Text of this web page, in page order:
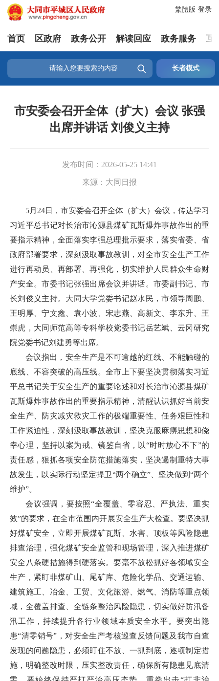
登录
繁體版
首页 区政府 政务公开 解读回应 政务服务 互
 长者模式
市安委会召开全体（扩大）会议 张强
出席并讲话 刘俊义主持
发布时间： 2026-05-25 14:41
来源： 大同日报
5月24日，市安委会召开全体（扩大）会议，传达学习
习近平总书记对长治市沁源县煤矿瓦斯爆炸事故作出的重
要指示精神，全面落实李强总理批示要求，落实省委、省
政府部署要求，深刻汲取事故教训，对全市安全生产工作
进行再动员、再部署、再强化，切实维护人民群众生命财
产安全。市委书记张强出席会议并讲话。市委副书记、市
长刘俊义主持。大同大学党委书记赵水民，市领导周鹏、
王明厚、宁文鑫、袁小波、宋志燕、高新文、李东升、王
崇虎，大同师范高等专科学校党委书记岳艺斌、云冈研究
院党委书记刘建勇等出席。
会议指出，安全生产是不可逾越的红线、不能触碰的
底线、不容突破的高压线。全市上下要坚决贯彻落实习近
平总书记关于安全生产的重要论述和对长治市沁源县煤矿
瓦斯爆炸事故作出的重要指示精神，清醒认识抓好当前安
全生产、防灾减灾救灾工作的极端重要性、任务艰巨性和
工作紧迫性，深刻汲取事故教训，坚决克服麻痹思想和侥
幸心理，坚持以案为戒、镜鉴自省，以“时时放心不下”的
责任感，狠抓各项安全防范措施落实，坚决遏制重特大事
故发生，以实际行动坚定捍卫“两个确立”、坚决做到“两个
维护”。
会议强调，要按照“全覆盖、零容忍、严执法、重实
效”的要求，在全市范围内开展安全生产大检查。要坚决抓
好煤矿安全，立即开展煤矿瓦斯、水害、顶板等风险隐患
排查治理，强化煤矿安全监管和现场管理，深入推进煤矿
安全八条硬措施得到硬落实。要毫不放松抓好各领域安全
生产，紧盯非煤矿山、尾矿库、危险化学品、交通运输、
建筑施工、冶金、工贸、文化旅游、燃气、消防等重点领
域，全覆盖排查、全链条整治风险隐患，切实做好防汛备
汛工作，持续提升各行业领域本质安全水平。要突出隐
患“清零销号”，对安全生产考核巡查反馈问题及我市自查
发现的问题隐患，必须盯住不放、一抓到底，逐项制定措
施，明确整改时限，压实整改责任，确保所有隐患见底清